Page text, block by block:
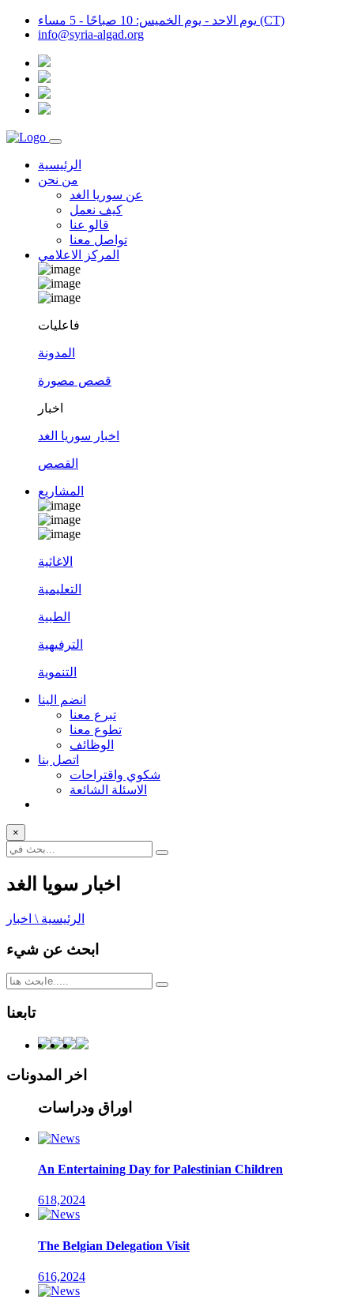
يوم الاحد - يوم الخميس: 10 صباحًا - 5 مساء (CT)
info@syria-algad.org
الرئيسية
من نحن
عن سوريا الغد
كيف نعمل
قالو عنا
تواصل معنا
المركز الاعلامي
فاعليات
المدونة
قصص مصورة
اخبار
اخبار سوريا الغد
القصص
المشاريع
الاغاثية
التعليمية
الطبية
الترفيهية
التنموية
انضم الينا
تبرع معنا
تطوع معنا
الوظائف
اتصل بنا
شكوي واقتراحات
الاسئلة الشائعة
×
اخبار سويا الغد
الرئيسية \ اخبار
ابحث عن شيء
تابعنا
اخر المدونات
اوراق ودراسات
An Entertaining Day for Palestinian Children
618,2024
The Belgian Delegation Visit
616,2024